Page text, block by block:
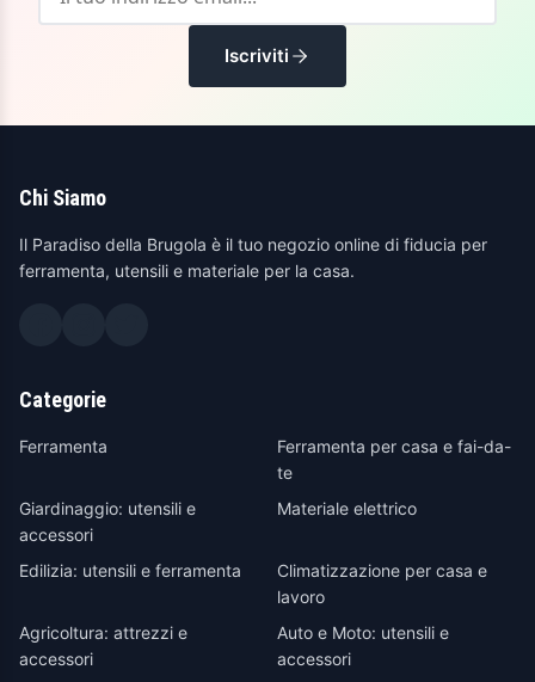
Iscriviti
Chi Siamo
Il Paradiso della Brugola è il tuo negozio online di fiducia per
ferramenta, utensili e materiale per la casa.
Categorie
Ferramenta
Ferramenta per casa e fai-da-
te
Giardinaggio: utensili e
accessori
Materiale elettrico
Edilizia: utensili e ferramenta
Climatizzazione per casa e
lavoro
Agricoltura: attrezzi e
accessori
Auto e Moto: utensili e
accessori